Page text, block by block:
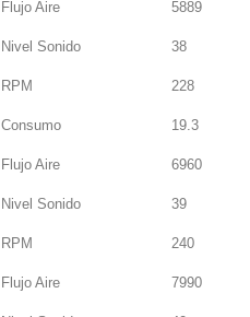
Aire 5889
Sonido 38
228
19.3
Aire 6960
Sonido 39
240
Aire 7990